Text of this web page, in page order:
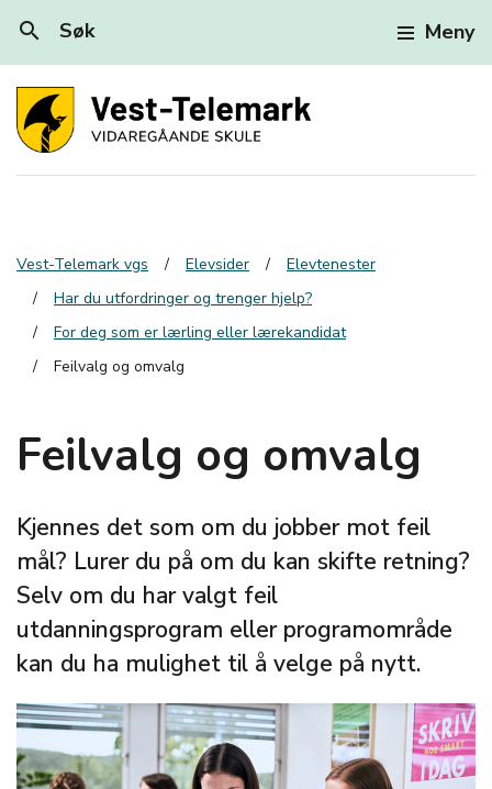
search Søk Meny
Vest-Telemark vgs Elevsider
Elevtenester
Har du utfordringer og trenger hjelp?
For deg som er lærling eller lærekandidat
Feilvalg og omvalg
Feilvalg og omvalg
Kjennes det som om du jobber mot feil
mål? Lurer du på om du kan skifte retning?
Selv om du har valgt feil
utdanningsprogram eller programområde
kan du ha mulighet til å velge på nytt.